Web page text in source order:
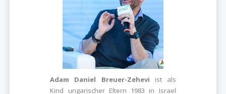
Adam Daniel Breuer-Zehevi ist als
Kind ungarischer Eltern 1983 in Israel